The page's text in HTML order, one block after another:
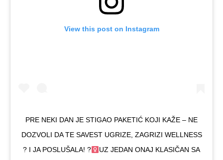
View this post on Instagram
PRE NEKI DAN JE STIGAO PAKETIĆ KOJI KAŽE – NE
DOZVOLI DA TE SAVEST UGRIZE, ZAGRIZI WELLNESS
? I JA POSLUŠALA! ?‍
UZ JEDAN ONAJ KLASIČAN SA